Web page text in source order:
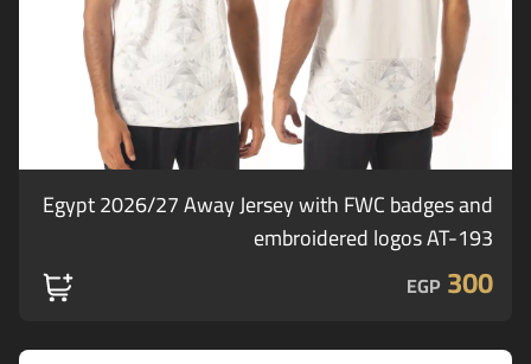
Egypt 2026/27 Away Jersey with FWC badges and
embroidered logos AT-193
300
EGP